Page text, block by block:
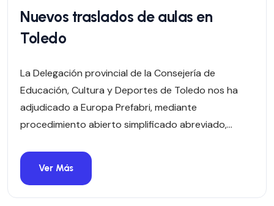
Nuevos traslados de aulas en
Toledo
La Delegación provincial de la Consejería de
Educación, Cultura y Deportes de Toledo nos ha
adjudicado a Europa Prefabri, mediante
procedimiento abierto simplificado abreviado,...
Ver Más